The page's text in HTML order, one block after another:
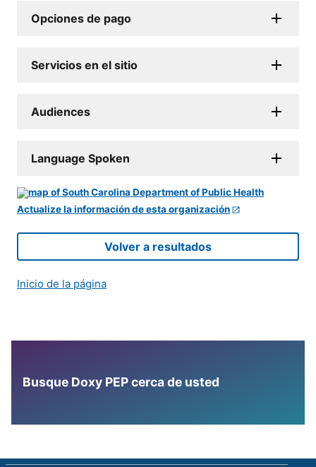
Opciones de pago
Servicios en el sitio
Audiences
Language Spoken
Actualize la información de esta organización
Volver a resultados
Inicio de la página
Busque Doxy PEP cerca de usted